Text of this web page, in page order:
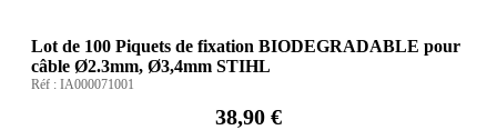
Lot de 100 Piquets de fixation BIODEGRADABLE pour
câble Ø2.3mm, Ø3,4mm STIHL
Réf : IA000071001
38,90 €